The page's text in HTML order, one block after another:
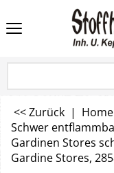
<< Zurück | Home
Schwer
Gardinen Stores
Gardine Stores,